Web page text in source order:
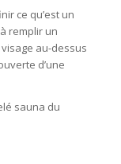
ce qu’est un
remplir un
au-dessus
d’une
sauna du